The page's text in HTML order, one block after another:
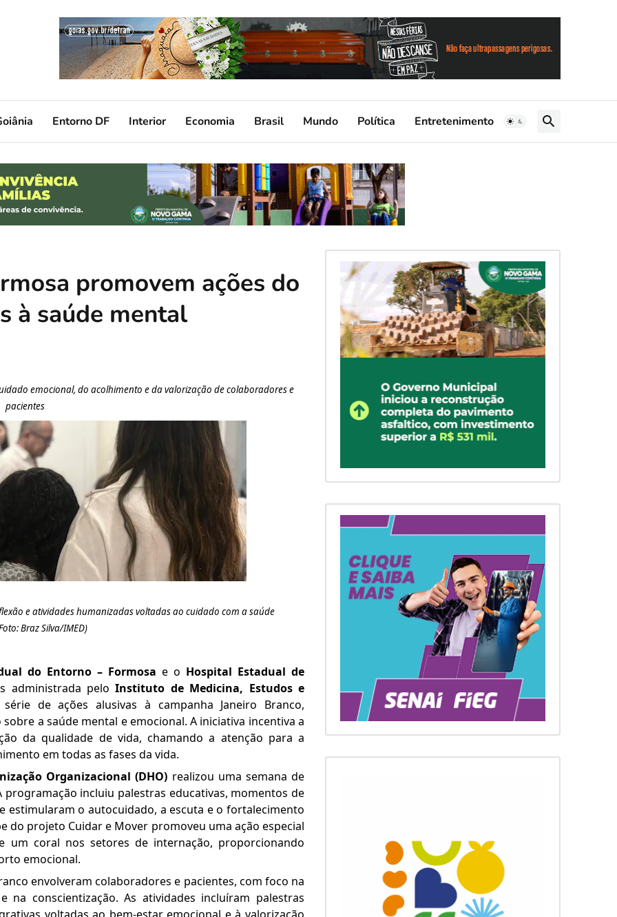
Entorno DF Interior Economia Brasil Mundo Política Entretenimento
promovem ações do
à saúde mental
emocional, do acolhimento e da valorização de colaboradores e
pacientes
e atividades humanizadas voltadas ao cuidado com a saúde
Braz Silva/IMED)
do Entorno – Formosa e o Hospital Estadual de
administrada peloInstituto de Medicina, Estudos e
de ações alusivas à campanha Janeiro Branco,
a saúde mental e emocional. A iniciativa incentiva a
da qualidade de vida, chamando a atenção para a
em todas as fases da vida.
Organizacional (DHO) realizou uma semana de
incluiu palestras educativas, momentos de
estimularam o autocuidado, a escuta e o fortalecimento
do projeto Cuidar e Mover promoveu uma ação especial
um coral nos setores de internação, proporcionando
emocional.
envolveram colaboradores e pacientes, com foco na
conscientização. As atividades incluíram palestras